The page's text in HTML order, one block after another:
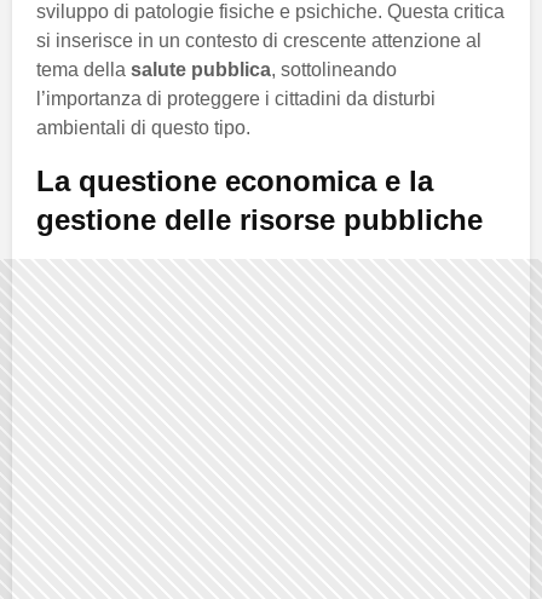
sviluppo di patologie fisiche e psichiche. Questa critica
si inserisce in un contesto di crescente attenzione al
tema della salute pubblica, sottolineando
l’importanza di proteggere i cittadini da disturbi
ambientali di questo tipo.
La questione economica e la
gestione delle risorse pubbliche